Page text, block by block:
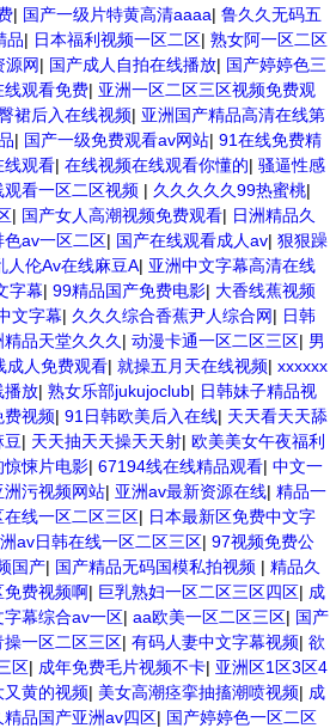
| 国产一级片特黄高清aaaa| 鲁久久无码五
品| 日本福利视频一区二区| 熟女阿一区二区
源网| 国产成人自拍在线播放| 国产婷婷色三
线观看免费| 亚洲一区二区三区视频免费观
裙后入在线视频| 亚洲国产精品高清在线第
| 国产一级免费观看av网站| 91在线免费精
线观看| 在线视频在线观看你懂的| 骚逼性感
观看一区二区视频 | 久久久久久99热蜜桃|
| 国产女人高潮视频免费观看| 日洲精品久
色av一区二区| 国产在线观看成人av| 狠狠躁
人伦Av在线麻豆A| 亚洲中文字幕高清在线
字幕| 99精品国产免费电影| 大香线蕉视频
文字幕| 久久久综合香蕉尹人综合网| 日韩
精品天堂久久久 | 动漫卡通一区二区三区| 男
成人免费观看| 就操五月天在线视频| xxxxxx
播放| 熟女乐部jukujoclub| 日韩妹子精品视
费视频| 91日韩欧美后入在线| 天天看天天舔
豆| 天天抽天天操天天射| 欧美美女午夜福利
惊悚片电影| 67194线在线精品观看| 中文一
洲污视频网站| 亚洲av最新资源在线| 精品一
在线一区二区三区| 日本最新区免费中文字
av日韩在线一区二区三区| 97视频免费公
国产| 国产精品无码国模私拍视频 | 精品久
免费视频啊| 巨乳熟妇一区二区三区四区| 成
字幕综合av一区| aa欧美一区二区三区| 国产
操一区二区三区| 有码人妻中文字幕视频| 欲
区| 成年免费毛片视频不卡| 亚洲区1区3区4
又黄的视频| 美女高潮痉挛抽搐潮喷视频| 成
精品国产亚洲av四区| 国产婷婷色一区二区